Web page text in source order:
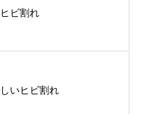
ビ割れ
いヒビ割れ